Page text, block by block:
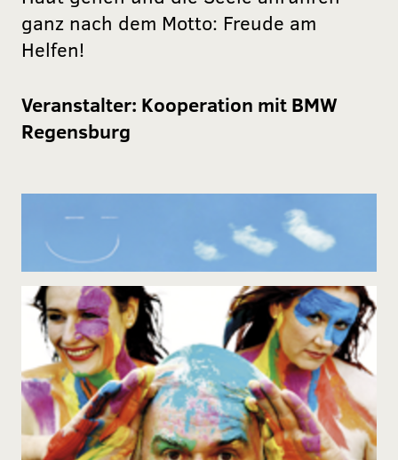
ganz nach dem Motto: Freude am
Helfen!
Veranstalter: Kooperation mit BMW
Regensburg